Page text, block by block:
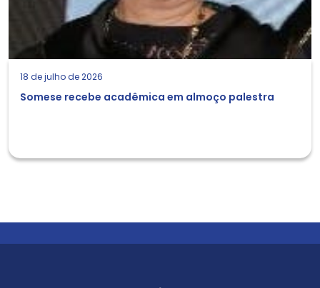
18 de julho de 2026
Somese recebe acadêmica em almoço palestra